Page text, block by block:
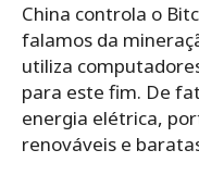
China controla o
falamos da
utiliza
para este fim. De
energia elétrica,
renováveis e